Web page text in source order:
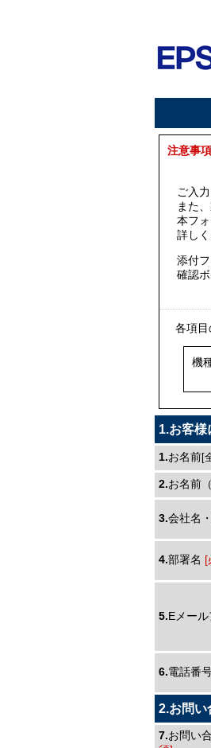
注意事項
ご入
また
本フ
詳し
添付
確認
各項目
機
1.お客様
1.お名前[
2.お名前
3.会社名
4.部署名 [
5.Eメー
6.電話番
2.お問い
7.お問い